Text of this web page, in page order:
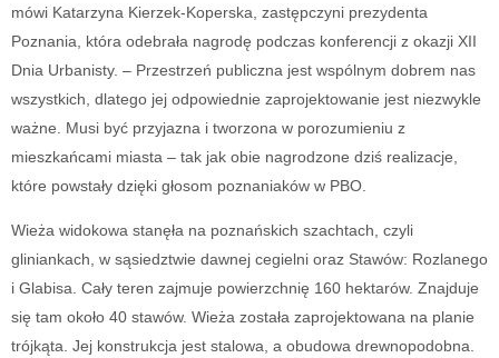
mówi Katarzyna Kierzek-Koperska, zastępczyni prezydenta
Poznania, która odebrała nagrodę podczas konferencji z okazji XII
Dnia Urbanisty. – Przestrzeń publiczna jest wspólnym dobrem nas
wszystkich, dlatego jej odpowiednie zaprojektowanie jest niezwykle
ważne. Musi być przyjazna i tworzona w porozumieniu z
mieszkańcami miasta – tak jak obie nagrodzone dziś realizacje,
które powstały dzięki głosom poznaniaków w PBO.
Wieża widokowa stanęła na poznańskich szachtach, czyli
gliniankach, w sąsiedztwie dawnej cegielni oraz Stawów: Rozlanego
i Glabisa. Cały teren zajmuje powierzchnię 160 hektarów. Znajduje
się tam około 40 stawów. Wieża została zaprojektowana na planie
trójkąta. Jej konstrukcja jest stalowa, a obudowa drewnopodobna.